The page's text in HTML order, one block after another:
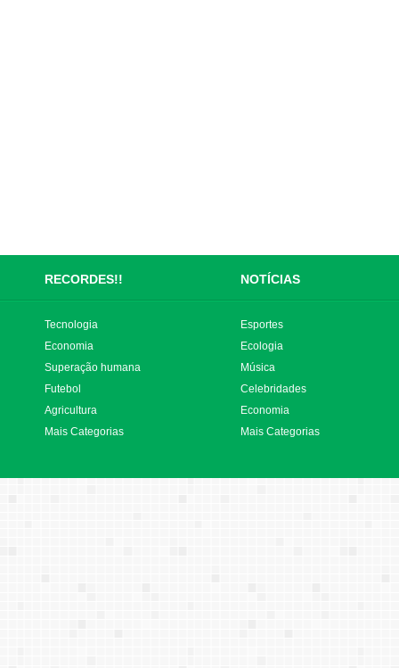
RECORDES!! NOTÍCIAS
Tecnologia
Economia
Superação humana
Futebol
Agricultura
Mais Categorias
Esportes
Ecologia
Música
Celebridades
Economia
Mais Categorias